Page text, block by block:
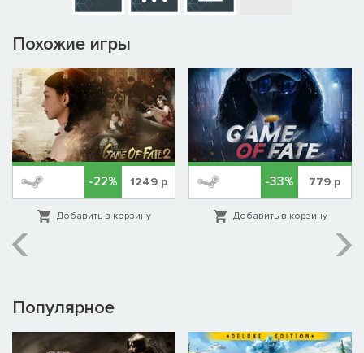
Похожие игры
-22% 1249р
Добавить в корзину
-33% 779 р
Добавить в корзину
Популярное